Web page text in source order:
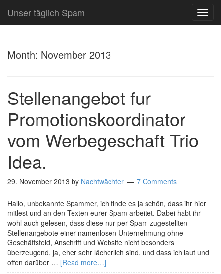
Unser täglich Spam
Month: November 2013
Stellenangebot fur
Promotionskoordinator
vom Werbegeschaft Trio
Idea.
29. November 2013 by Nachtwächter 7 Comments
Hallo, unbekannte Spammer, ich finde es ja schön, dass ihr hier
mitlest und an den Texten eurer Spam arbeitet. Dabei habt ihr
wohl auch gelesen, dass diese nur per Spam zugestellten
Stellenangebote einer namenlosen Unternehmung ohne
Geschäftsfeld, Anschrift und Website nicht besonders
überzeugend, ja, eher sehr lächerlich sind, und dass ich laut und
offen darüber … [Read more…]